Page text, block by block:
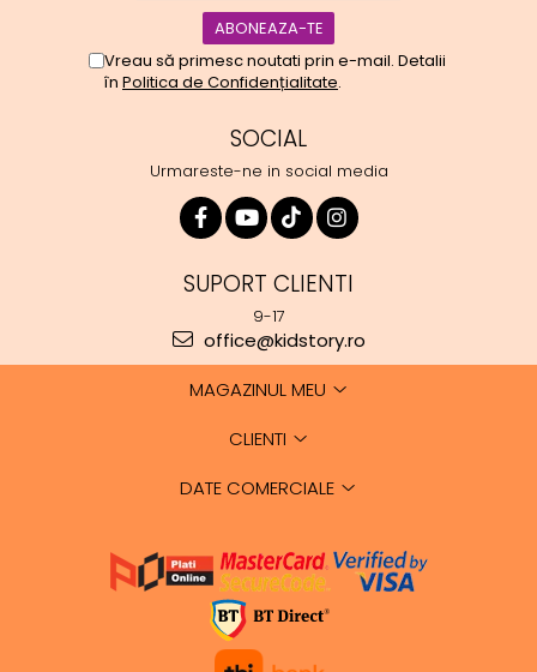
Vreau să primesc noutati prin e-mail. Detalii
în Politica de Confidențialitate.
SOCIAL
Urmareste-ne in social media
SUPORT CLIENTI
9-17
office@kidstory.ro
MAGAZINUL MEU
CLIENTI
DATE COMERCIALE